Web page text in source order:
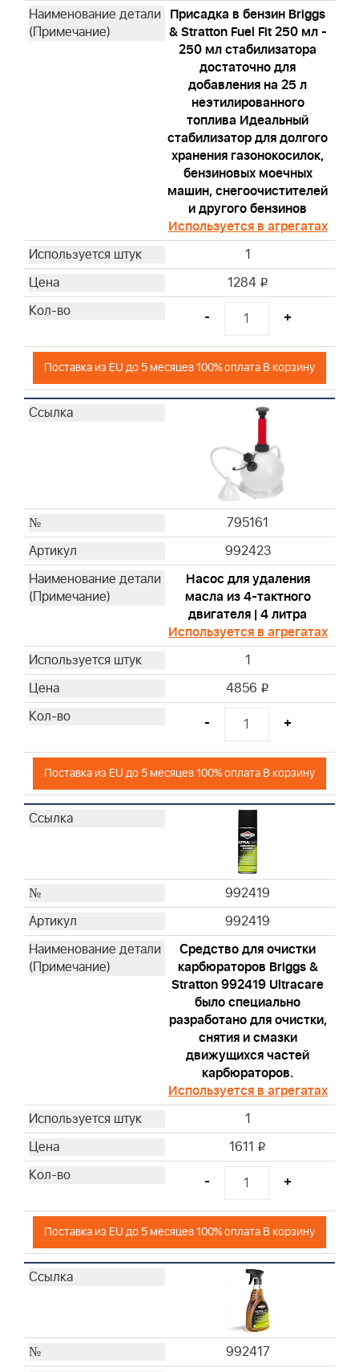
Присадка в бензин Briggs
& Stratton Fuel Fit 250 мл -
250 мл стабилизатора
достаточно для
добавления на 25 л
неэтилированного
топлива Идеальный
стабилизатор для долгого
хранения газонокосилок,
бензиновых моечных
машин, снегоочистителей
и другого бензинов
Используется в агрегатах
1
1284 i
- +
Поставка из EU до 5 месяцев 100% оплата В корзину
795161
992423
Насос для удаления
масла из 4-тактного
двигателя | 4 литра
Используется в агрегатах
1
4856 i
- +
Поставка из EU до 5 месяцев 100% оплата В корзину
992419
992419
Средство для очистки
карбюраторов Briggs &
Stratton 992419 Ultracare
было специально
разработано для очистки,
снятия и смазки
движущихся частей
карбюраторов.
Используется в агрегатах
1
1611 i
- +
Поставка из EU до 5 месяцев 100% оплата В корзину
992417